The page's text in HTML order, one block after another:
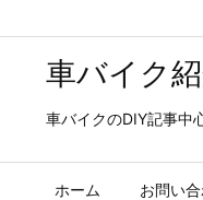
車バイク
車バイクのDIY記事中
ホーム お問い